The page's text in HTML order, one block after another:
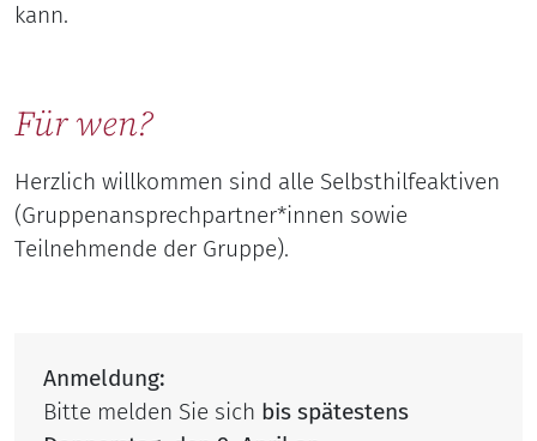
kann.
Für wen?
Herzlich willkommen sind alle Selbsthilfeaktiven
(Gruppenansprechpartner*innen sowie
Teilnehmende der Gruppe).
Anmeldung:
Bitte melden Sie sich bis spätestens